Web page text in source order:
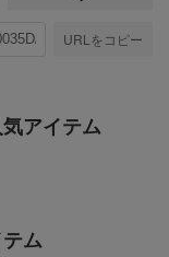
URLをコピー
アイテム
ム